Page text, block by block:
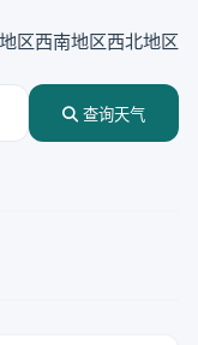
区西南地区西北地区
查询天气